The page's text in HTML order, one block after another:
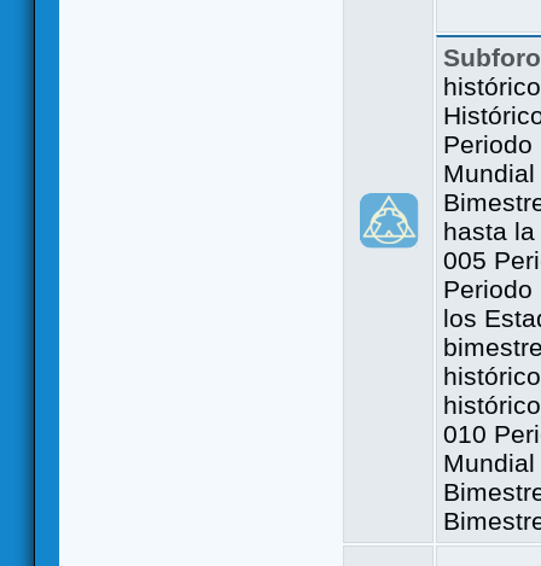
Periodo
hasta
005
Periodo
los
010